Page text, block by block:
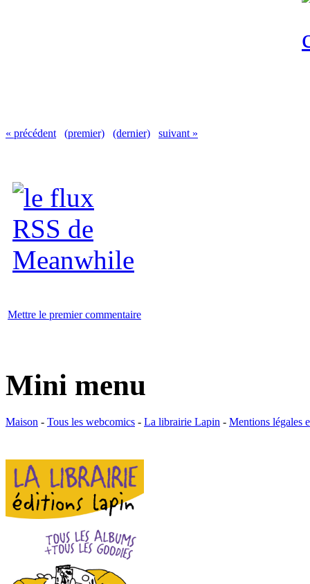
« précédent (premier) (dernier) suivant »
Mettre le premier commentaire
Mini menu
Maison - Tous les webcomics - La librairie Lapin - Mentions légales